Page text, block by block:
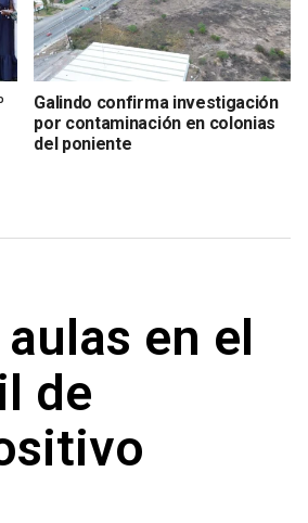
Galindo confirma investigación
por contaminación en colonias
del poniente
en el
de